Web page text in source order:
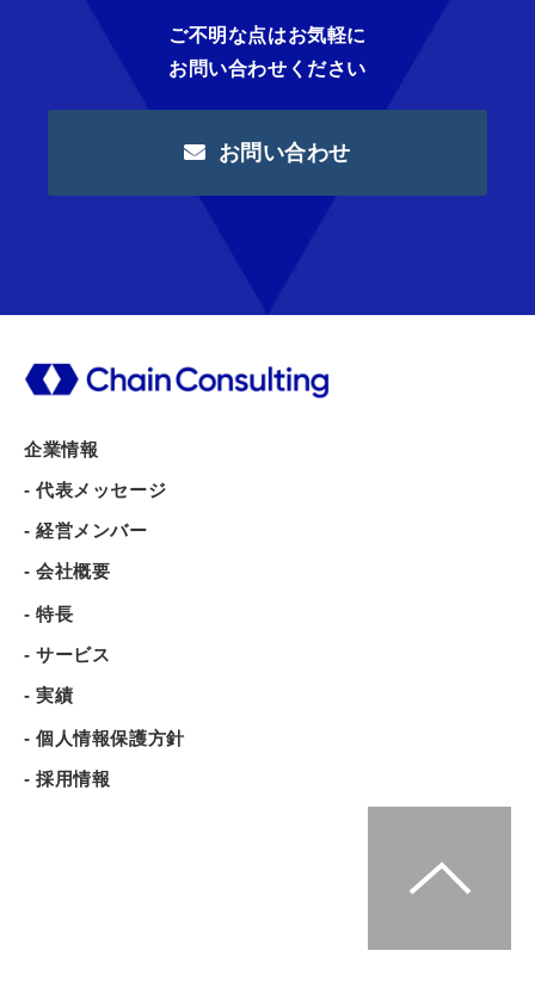
ご不明な点はお気軽に
お問い合わせください
お問い合わせ
企業情報
- 代表メッセージ
- 経営メンバー
- 会社概要
- 特長
- サービス
- 実績
- 個人情報保護方針
- 採用情報